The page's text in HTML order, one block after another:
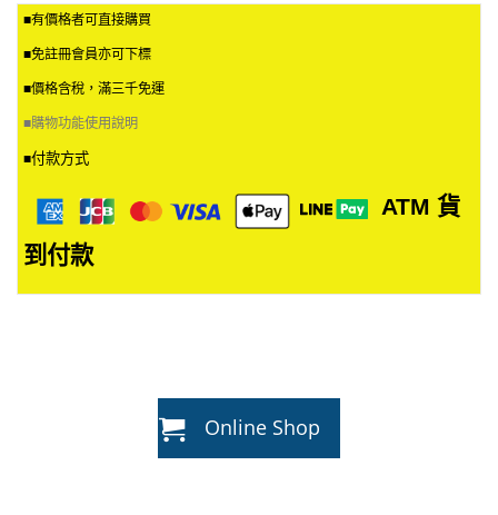
■有價格者可直接購買
■免註冊會員亦可下標
■價格含稅，滿三千免運
■購物功能使用說明
■付款方式
ATM 貨
到付款
Online Shop